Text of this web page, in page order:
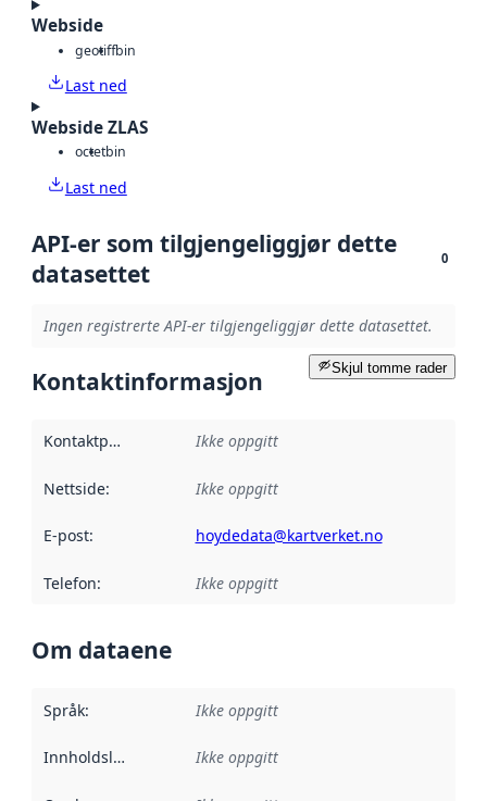
Webside
geotiffbin
Last ned
Webside ZLAS
octetbin
Last ned
API-er som tilgjengeliggjør dette
datasettet
0
Ingen registrerte API-er tilgjengeliggjør dette datasettet.
Skjul tomme rader
Kontaktinformasjon
Kontaktpunkt Ikke oppgitt
Nettside: Ikke oppgitt
E-post: hoydedata@kartverket.no
Telefon: Ikke oppgitt
Om dataene
Språk: Ikke oppgitt
Innholdsleverandører :
Ikke oppgitt